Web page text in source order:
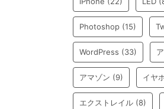
Photoshop (15)
WordPress (33)
アマゾン (9) イヤ
エクストレイル (8)